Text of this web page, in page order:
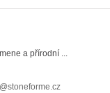
a přírodní ...